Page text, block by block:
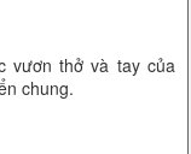
vươn thở và tay của
chung.